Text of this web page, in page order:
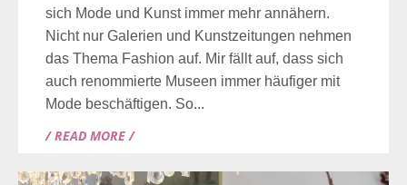
sich Mode und Kunst immer mehr annähern.
Nicht nur Galerien und Kunstzeitungen nehmen
das Thema Fashion auf. Mir fällt auf, dass sich
auch renommierte Museen immer häufiger mit
Mode beschäftigen. So...
/ READ MORE /